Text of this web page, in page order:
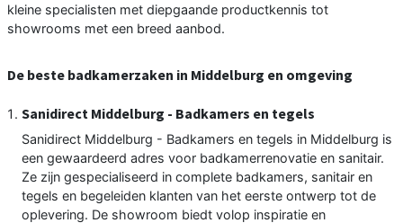
kleine specialisten met diepgaande productkennis tot
showrooms met een breed aanbod.
De beste badkamerzaken in Middelburg en omgeving
Sanidirect Middelburg - Badkamers en tegels
Sanidirect Middelburg - Badkamers en tegels in Middelburg is
een gewaardeerd adres voor badkamerrenovatie en sanitair.
Ze zijn gespecialiseerd in complete badkamers, sanitair en
tegels en begeleiden klanten van het eerste ontwerp tot de
oplevering. De showroom biedt volop inspiratie en